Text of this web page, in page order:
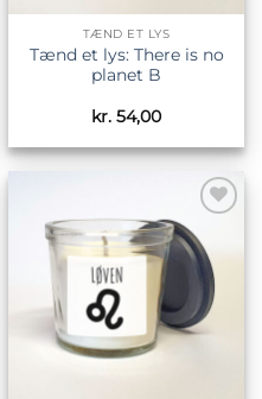
TÆND ET LYS
Tænd et lys: There is no
planet B
kr. 54,00
Tilføj til
ønskeliste